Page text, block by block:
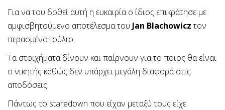
Για να του δοθεί αυτή η ευκαιρία ο ίδιος επικράτησε με
αμφισβητούμενο αποτέλεσμα του Jan Blachowiczτον
περασμένο Ιούλιο.
Τα στοιχήματα δίνουν και παίρνουν για το ποιος θα είναι
ο νικητής καθώς δεν υπάρχει μεγάλη διαφορά στις
αποδόσεις.
Πάντως το staredown που είχαν μεταξύ τους είχε